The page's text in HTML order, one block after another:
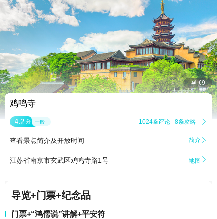
 69
鸡鸣寺
4.2 分 一般 1024条评论 8条攻略 
查看景点简介及开放时间 简介 
江苏省南京市玄武区鸡鸣寺路1号 地图 
导览+门票+纪念品
门票+“鸿儒说”讲解+平安符
